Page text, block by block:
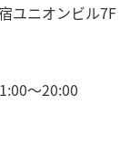
ユニオンビル7F
～20:00